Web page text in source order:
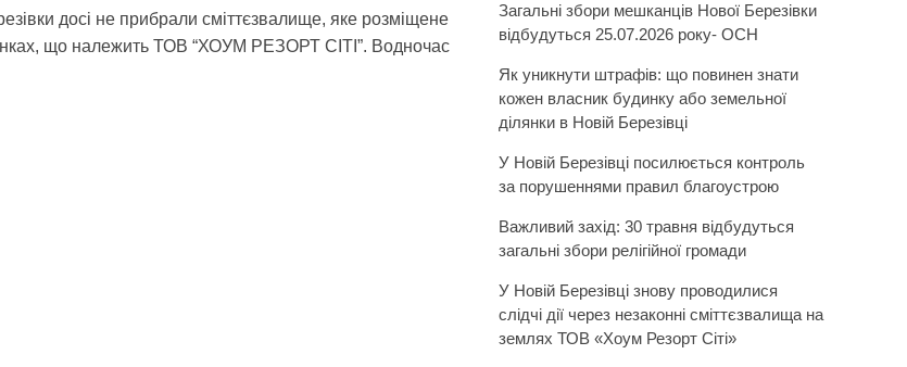
досі не прибрали сміттєзвалище, яке розміщене
що належить ТОВ “ХОУМ РЕЗОРТ CITI”. Водночас
Загальні збори мешканців Нової Березівки
відбудуться 25.07.2026 року- ОСН
Як уникнути штрафів: що повинен знати
кожен власник будинку або земельної
ділянки в Новій Березівці
У Новій Березівці посилюється контроль
за порушеннями правил благоустрою
Важливий захід: 30 травня відбудуться
загальні збори релігійної громади
У Новій Березівці знову проводилися
слідчі дії через незаконні сміттєзвалища на
землях ТОВ «Хоум Резорт Сіті»